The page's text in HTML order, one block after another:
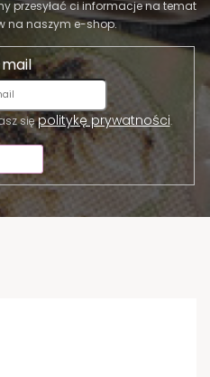
przesyłać ci informacje na temat
na naszym e-shop.
siępolitykę prywatności.